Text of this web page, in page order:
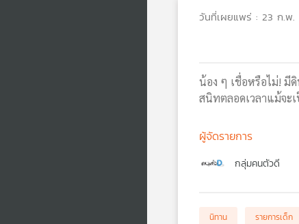
วันที่เผยแพร่ : 23 ก.พ.
น้อง ๆ เชื่อหรือไม่! มี
สนิทตลอดเวลาแม้จะ
ผู้จัดรายการ
กลุ่มคนตัวดี
นิทาน รายการเด็ก